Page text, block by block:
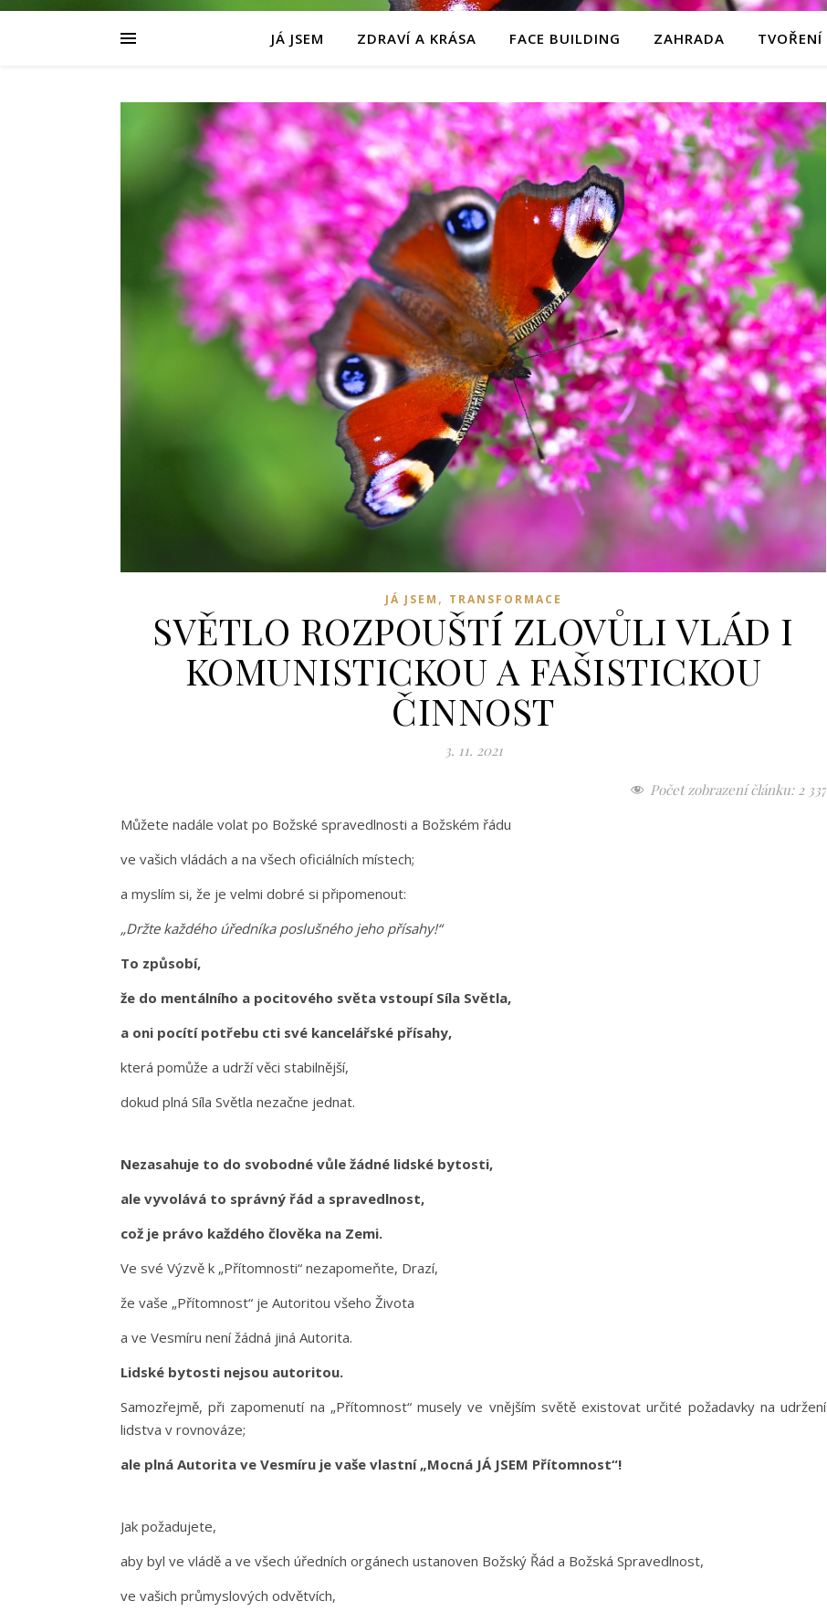
JÁ JSEM ZDRAVÍ A KRÁSA FACE BUILDING ZAHRADA TVOŘENÍ
JÁ JSEM , TRANSFORMACE
SVĚTLO ROZPOUŠTÍ ZLOVŮLI VLÁD I
KOMUNISTICKOU A FAŠISTICKOU
ČINNOST
3. 11. 2021
Počet zobrazení článku: 2 337
Můžete nadále volat po Božské spravedlnosti a Božském řádu
ve vašich vládách a na všech oficiálních místech;
a myslím si, že je velmi dobré si připomenout:
„Držte každého úředníka poslušného jeho přísahy!“
To způsobí,
že do mentálního a pocitového světa vstoupí Síla Světla,
a oni pocítí potřebu cti své kancelářské přísahy,
která pomůže a udrží věci stabilnější,
dokud plná Síla Světla nezačne jednat.
Nezasahuje to do svobodné vůle žádné lidské bytosti,
ale vyvolává to správný řád a spravedlnost,
což je právo každého člověka na Zemi.
Ve své Výzvě k „Přítomnosti“ nezapomeňte, Drazí,
že vaše „Přítomnost“ je Autoritou všeho Života
a ve Vesmíru není žádná jiná Autorita.
Lidské bytosti nejsou autoritou.
Samozřejmě, při zapomenutí na „Přítomnost“ musely ve vnějším světě existovat určité požadavky na udržení
lidstva v rovnováze;
ale plná Autorita ve Vesmíru je vaše vlastní „Mocná JÁ JSEM Přítomnost“!
Jak požadujete,
aby byl ve vládě a ve všech úředních orgánech ustanoven Božský Řád a Božská Spravedlnost,
ve vašich průmyslových odvětvích,